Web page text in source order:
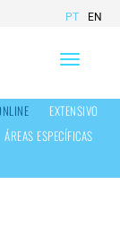
PT EN
Toggle
EXTENSIVO
ÁREAS ESPECÍFICAS